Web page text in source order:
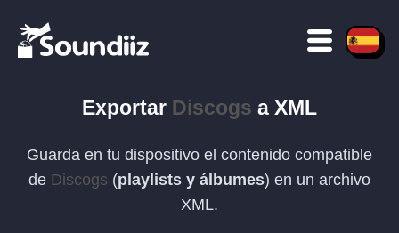
Exportar Discogs a XML
Guarda en tu dispositivo el contenido compatible
de Discogs (playlists y álbumes) en un archivo
XML.